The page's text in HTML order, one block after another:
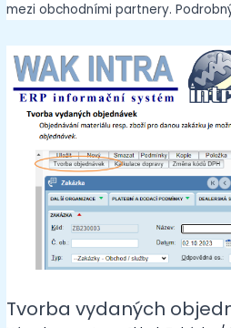
mezi obchodními partnery.
Tvorba vydaných